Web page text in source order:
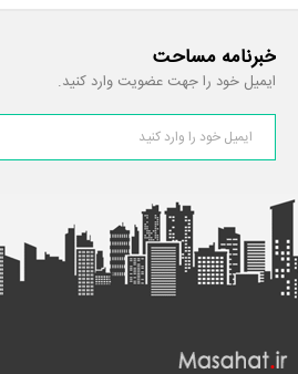
خبرنامه مساحت
ایمیل خود را جهت عضویت وارد کنید.